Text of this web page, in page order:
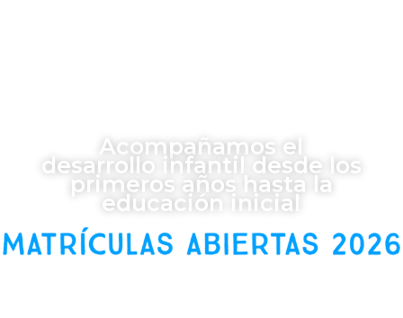
Acompañamos el
desarrollo infantil desde los
primeros años hasta la
educación inicial
Conoce las sedes